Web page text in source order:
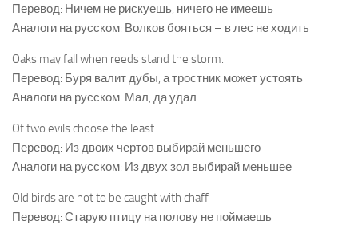
Перевод: Ничем не рискуешь, ничего не имеешь
Аналоги на русском: Волков бояться – в лес не ходить
Oaks may fall when reeds stand the storm.
Перевод: Буря валит дубы, а тростник может устоять
Аналоги на русском: Мал, да удал.
Of two evils choose the least
Перевод: Из двоих чертов выбирай меньшего
Аналоги на русском: Из двух зол выбирай меньшее
Old birds are not to be caught with chaff
Перевод: Старую птицу на полову не поймаешь